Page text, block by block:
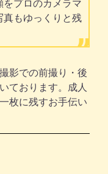
プロのカメラマ
真もゆっくりと残
影での前撮り・後
ております。成人
枚に残すお手伝い